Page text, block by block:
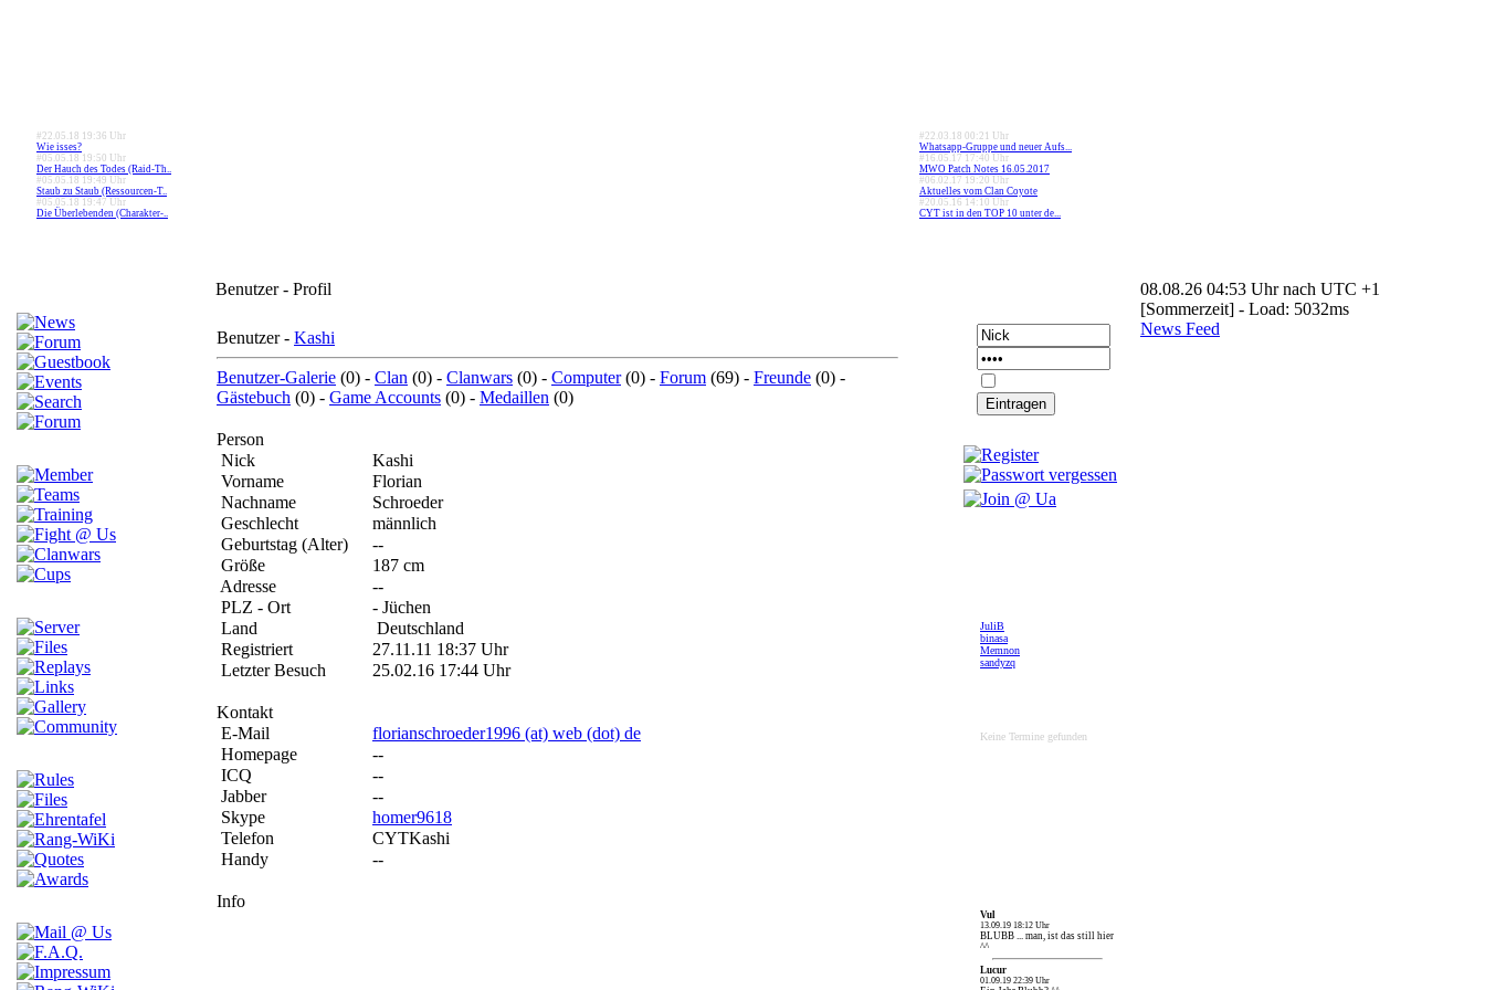
#22.05.18 19:36 Uhr
Wie isses?
#05.05.18 19:50 Uhr
Der Hauch des Todes (Raid-Th..
#05.05.18 19:49 Uhr
Staub zu Staub (Ressourcen-T..
#05.05.18 19:47 Uhr
Die Überlebenden (Charakter-..
#22.03.18 00:21 Uhr
Whatsapp-Gruppe und neuer Aufs...
#16.05.17 17:40 Uhr
MWO Patch Notes 16.05.2017
#06.02.17 19:20 Uhr
Aktuelles vom Clan Coyote
#20.05.16 14:10 Uhr
CYT ist in den TOP 10 unter de...
Benutzer - Profil
Benutzer - Kashi
Benutzer-Galerie (0) - Clan (0) - Clanwars (0) - Computer(0) - Forum (69) - Freunde (0) -
Gästebuch (0) - Game Accounts (0) - Medaillen (0)
Person
Nick
Kashi
Vorname
Florian
Nachname
Schroeder
Geschlecht
männlich
Geburtstag (Alter)
--
Größe
187 cm
Adresse
--
PLZ - Ort
- Jüchen
Land
Deutschland
Registriert
27.11.11 18:37 Uhr
Letzter Besuch
25.02.16 17:44 Uhr
Kontakt
E-Mail
florianschroeder1996 (at) web (dot) de
Homepage
--
ICQ
--
Jabber
--
Skype
homer9618
Telefon
CYTKashi
Handy
--
Info
JuliB
binasa
Memnon
sandyzq
Keine Termine gefunden
Vul
13.09.19 18:12 Uhr
BLUBB ... man, ist das still hier
^^
Lucur
01.09.19 22:39 Uhr
08.08.26 04:53 Uhr nach UTC +1
[Sommerzeit] - Load: 5032ms
News Feed